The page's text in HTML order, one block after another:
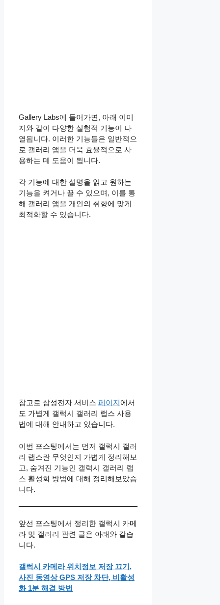
Gallery Labs에 들어가면, 아래 이미
지와 같이 다양한 실험적 기능이 나
열됩니다. 이러한 기능들은 일반적으
로 갤러리 앱을 더욱 효율적으로 사
용하는 데 도움이 됩니다.
각 기능에 대한 설명을 읽고 원하는
기능을 켜거나 끌 수 있으며, 이를 통
해 갤러리 앱을 개인의 취향에 맞게
최적화할 수 있습니다.
참고로 삼성전자 서비스 페이지 에서
도 가볍게 갤럭시 갤러리 랩스 사용
법에 대해 안내하고 있습니다.
이번 포스팅에서는 먼저 갤럭시 갤러
리 랩스란 무엇인지 가볍게 정리해보
고, 숨겨진 기능인 갤럭시 갤러리 랩
스 활성화 방법에 대해 정리해보았습
니다.
앞선 포스팅에서 정리한 갤럭시 카메
라 및 갤러리 관련 글은 아래와 같습
니다.
갤럭시 카메라 위치정보 저장 끄기,
사진 동영상 GPS 저장 차단, 비활성
화 1분 해결 방법